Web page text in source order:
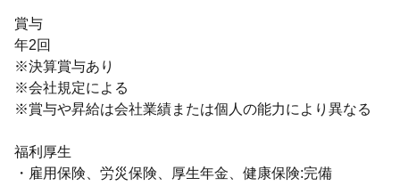
賞与
年2回
※決算賞与あり
※会社規定による
※賞与や昇給は会社業績または個人の能力により異なる
福利厚生
・雇用保険、労災保険、厚生年金、健康保険:完備